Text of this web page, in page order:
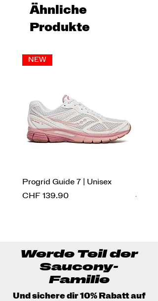
Ähnliche
Produkte
NEW
Progrid Guide 7 | Unisex
Preis
CHF 139.90 CHF
Werde Teil der
Saucony-
Familie
Und sichere dir 10% Rabatt auf